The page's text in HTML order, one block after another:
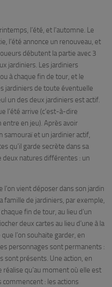
l’été, et l’automne. Le
l’été annonce un renouveau, et
débutent la partie avec 3
jardiniers. Les jardiniers
à chaque fin de tour, et le
jardiniers de toute éventuelle
un des deux jardiniers est actif.
l’été arrive (c’est-à-dire
entre en jeu). Après avoir
samouraï et un jardinier actif,
qu’il garde secrète dans sa
deux natures différentes : un
vient déposer dans son jardin
famille de jardiniers, par exemple,
fin de tour, au lieu d’un
deux cartes au lieu d’une à la
l’on souhaite garder, en
personnages sont permanents :
sont présents. Une action, en
qu’au moment où elle est
commencent : les actions